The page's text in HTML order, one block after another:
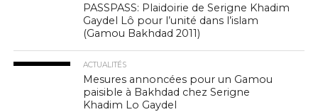
PASSPASS: Plaidoirie de Serigne Khadim
Gaydel Lô pour l’unité dans l’islam
(Gamou Bakhdad 2011)
ACTUALITÉS
Mesures annoncées pour un Gamou
paisible à Bakhdad chez Serigne
Khadim Lo Gaydel